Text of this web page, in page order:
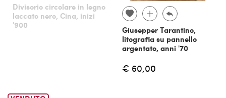
Divisorio circolare in legno
laccato nero, Cina, inizi
'900
Giusepper Tarantino,
litografia su pannello
argentato, anni '70
€ 60,00